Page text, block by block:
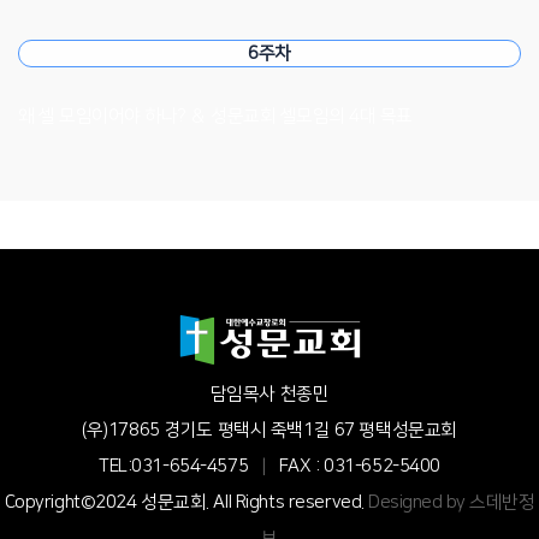
6주차
담임목사 천종민
(우)17865 경기도 평택시 죽백1길 67 평택성문교회
TEL:031-654-4575
FAX : 031-652-5400
Copyright©2024 성문교회. All Rights reserved. Designed by 스데반정